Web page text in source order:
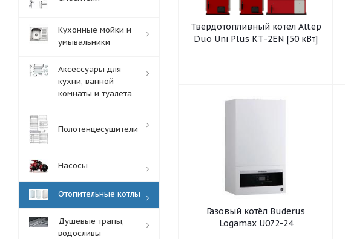
Твердотопливный котел Altep
Duo Uni Plus КТ-2ЕN [50 кВт]
Газовый котёл Buderus
Logamax U072-24
Кухонные мойки и
умывальники
Аксессуары для
кухни, ванной
комнаты и туалета
Полотенцесушители
Насосы
Отопительные котлы
Душевые трапы,
водосливы